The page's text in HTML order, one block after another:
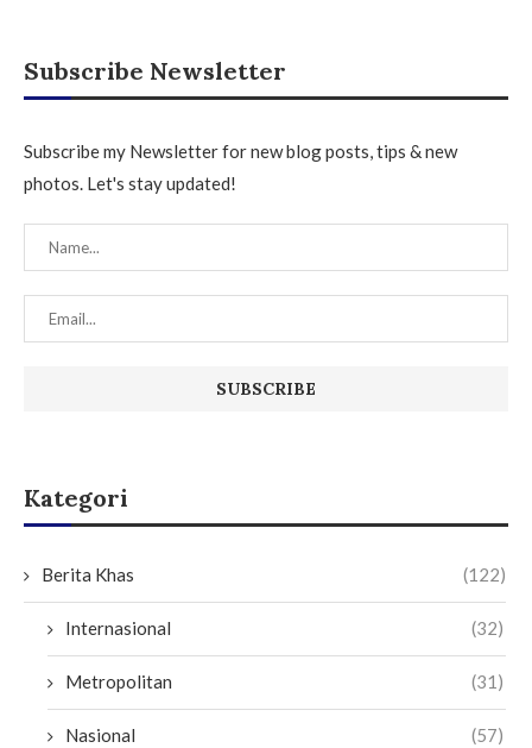
Subscribe Newsletter
Subscribe my Newsletter for new blog posts, tips & new
photos. Let's stay updated!
Kategori
Berita Khas (122)
Internasional (32)
Metropolitan (31)
Nasional (57)